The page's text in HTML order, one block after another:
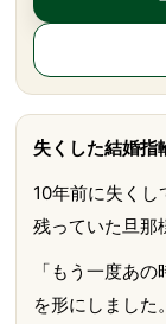
失くした結婚指
10年前に失く
残っていた旦那
「もう一度あ
を形にしました。